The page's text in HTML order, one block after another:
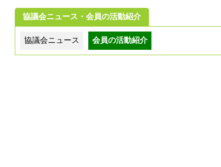
協議会ニュース・会員の活動紹介
協議会ニュース 会員の活動紹介